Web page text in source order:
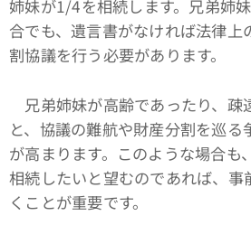
姉妹が1/4を相続します。兄弟姉
合でも、遺言書がなければ法律上
割協議を行う必要があります。
兄弟姉妹が高齢であったり、疎
と、協議の難航や財産分割を巡る
が高まります。このような場合も
相続したいと望むのであれば、事
くことが重要です。